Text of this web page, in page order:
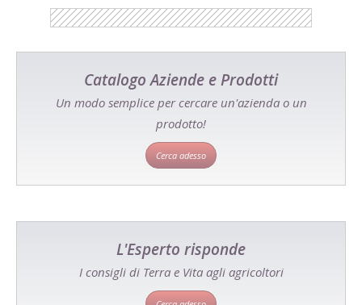
Catalogo Aziende e Prodotti
Un modo semplice per cercare un'azienda o un
prodotto!
Cerca adesso
L'Esperto risponde
I consigli di Terra e Vita agli agricoltori